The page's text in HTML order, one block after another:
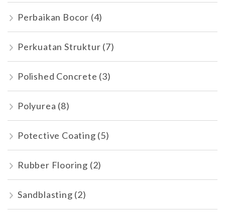
Perbaikan Bocor (4)
Perkuatan Struktur (7)
Polished Concrete (3)
Polyurea (8)
Potective Coating (5)
Rubber Flooring (2)
Sandblasting (2)